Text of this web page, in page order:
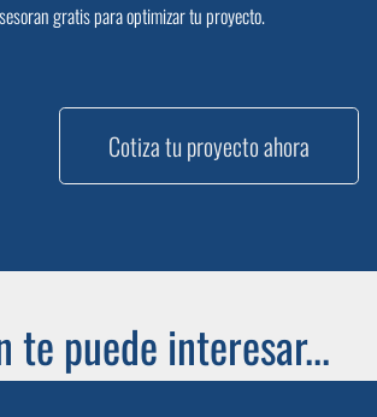
gratis para optimizar tu proyecto.
Cotiza tu proyecto ahora
te puede interesar...